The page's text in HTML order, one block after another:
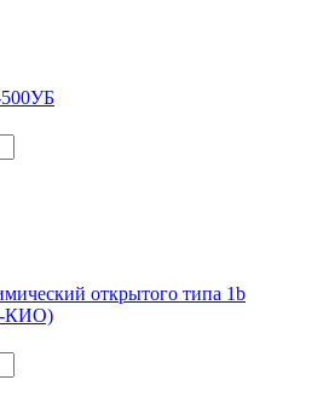
открытого типа 1b
КИО)